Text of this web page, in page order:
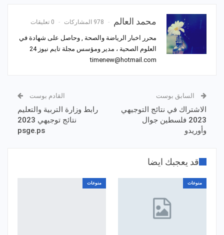
محمد العالم 978 المشاركات 0 تعليقات
محرر اخبار الرياضة والصحة , وحاصل على شهادة في
العلوم الصحية ، مدير ومؤسس مجلة تايم نيوز 24
timenew@hotmail.com
السابق بوست
الاشتراك في نتائج التوجيهي
2023 فلسطين جوال
وأوريدو
القادم بوست
رابط وزارة التربية والتعليم
نتائج توجيهي 2023
psge.ps
قد يعجبك ايضا
منوعات منوعات